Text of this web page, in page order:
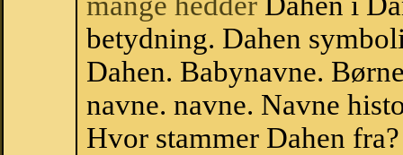
betydning. Dahen
Dahen. Babynavne.
navne. navne. Navne
Hvor stammer Dahen fra?